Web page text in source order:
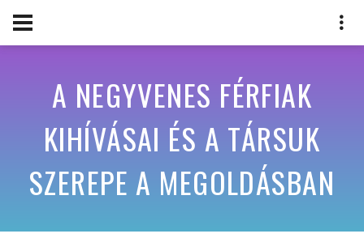
A NEGYVENES FÉRFIAK
KIHÍVÁSAI ÉS A TÁRSUK
SZEREPE A MEGOLDÁSBAN